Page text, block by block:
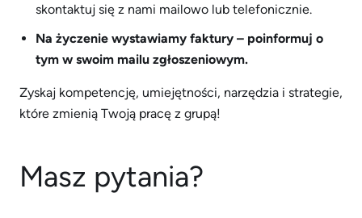
skontaktuj się z nami mailowo lub telefonicznie.
Na życzenie wystawiamy faktury – poinformuj o
tym w swoim mailu zgłoszeniowym.
Zyskaj kompetencję, umiejętności, narzędzia i strategie,
które zmienią Twoją pracę z grupą!
Masz pytania?